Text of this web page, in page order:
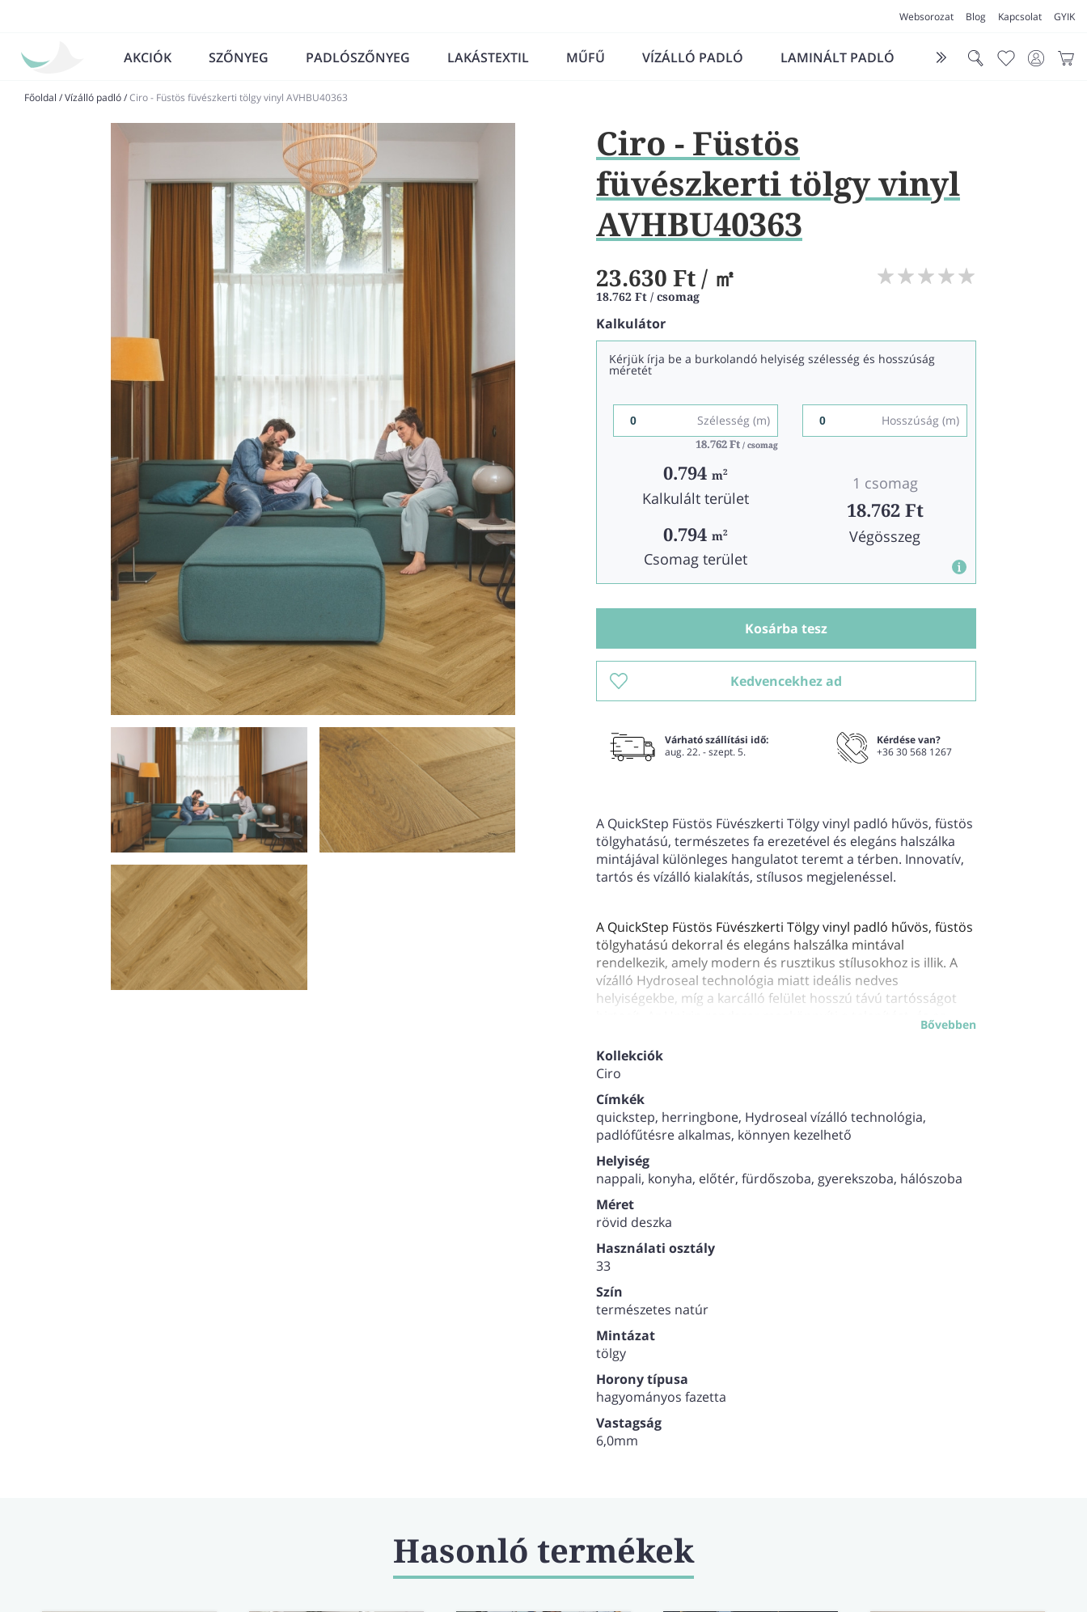
Websorozat Blog Kapcsolat GYIK
AKCIÓK SZŐNYEG PADLÓSZŐNYEG LAKÁSTEXTIL MŰFŰ VÍZÁLLÓ PADLÓ LAMINÁLT PADLÓ FUTÓSZŐNYEG
Főoldal /Vízálló padló/Ciro - Füstös füvészkerti tölgy vinyl AVHBU40363
Ciro - Füstös
füvészkerti tölgy vinyl
AVHBU40363
23.630 Ft / ㎡
18.762 Ft / csomag
Kalkulátor
Kérjük írja be a burkolandó helyiség szélesség és hosszúság
méretét
Szélesség (m)
18.762 Ft / csomag
0.794 m2
Kalkulált terület
18.762 Ft / csomag
0.794 m2
Csomag terület
Hosszúság (m)
1 csomag
18.762 Ft
Végösszeg
Kosárba tesz
Kedvencekhez ad
Várható szállítási idő:
aug. 22. - szept. 5.
Kérdése van?
+36 30 568 1267
A QuickStep Füstös Füvészkerti Tölgy vinyl padló hűvös, füstös
tölgyhatású, természetes fa erezetével és elegáns halszálka
mintájával különleges hangulatot teremt a térben. Innovatív,
tartós és vízálló kialakítás, stílusos megjelenéssel.
A QuickStep Füstös Füvészkerti Tölgy vinyl padló hűvös, füstös
tölgyhatású dekorral és elegáns halszálka mintával
rendelkezik, amely modern és rusztikus stílusokhoz is illik. A
vízálló Hydroseal technológia miatt ideális nedves
helyiségekbe, míg a karcálló felület hosszú távú tartósságot
biztosít. Az Unizip rendszer megkönnyíti a telepítést, és az
integrált alátét a halk, kényelmes használatot. Padlófűtéssel is
kompatibilis, így minden igényt kielégít.
ami intenzív kereskedelmi használatra is alkalmassá teszi.
Méret: 630*126*5+1 mm
Bővebben
Kollekciók
Ciro
Címkék
quickstep, herringbone, Hydroseal vízálló technológia,
padlófűtésre alkalmas, könnyen kezelhető
Helyiség
nappali, konyha, előtér, fürdőszoba, gyerekszoba, hálószoba
Méret
rövid deszka
Használati osztály
33
Szín
természetes natúr
Mintázat
tölgy
Horony típusa
hagyományos fazetta
Vastagság
6,0mm
Hasonló termékek